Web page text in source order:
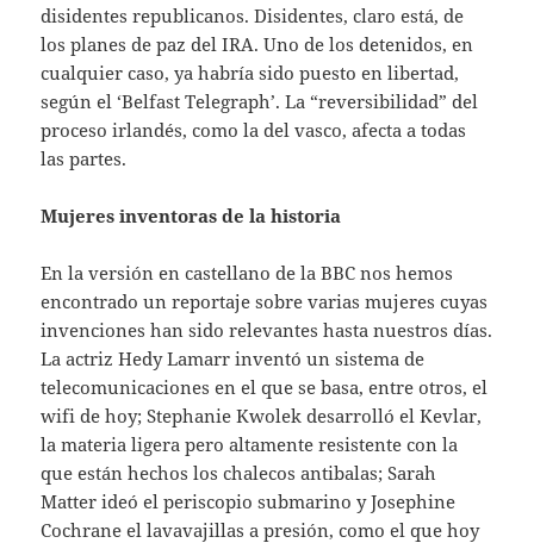
disidentes republicanos. Disidentes, claro está, de
los planes de paz del IRA. Uno de los detenidos, en
cualquier caso, ya habría sido puesto en libertad,
según el ‘Belfast Telegraph’. La “reversibilidad” del
proceso irlandés, como la del vasco, afecta a todas
las partes.
Mujeres inventoras de la historia
En la versión en castellano de la BBC nos hemos
encontrado un reportaje sobre varias mujeres cuyas
invenciones han sido relevantes hasta nuestros días.
La actriz Hedy Lamarr inventó un sistema de
telecomunicaciones en el que se basa, entre otros, el
wifi de hoy; Stephanie Kwolek desarrolló el Kevlar,
la materia ligera pero altamente resistente con la
que están hechos los chalecos antibalas; Sarah
Matter ideó el periscopio submarino y Josephine
Cochrane el lavavajillas a presión, como el que hoy